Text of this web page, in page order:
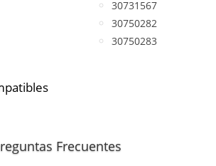
30731567
30750282
30750283
(D5, motor D5244T9)
Frecuentes